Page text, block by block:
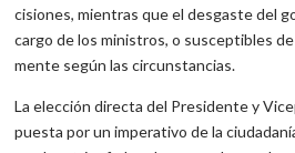
cisiones, mientras que el desgaste del
cargo de los ministros, o susceptibles
mente según las circunstancias.
La elección directa del Presidente y
puesta por un imperativo de la